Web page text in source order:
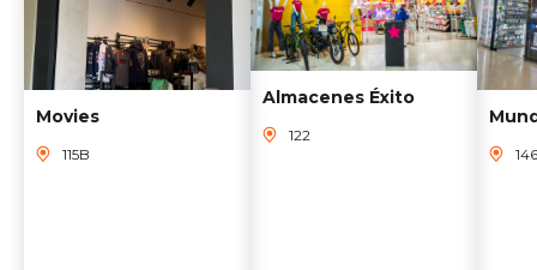
Movies
115B
Almacenes Éxito
122
146